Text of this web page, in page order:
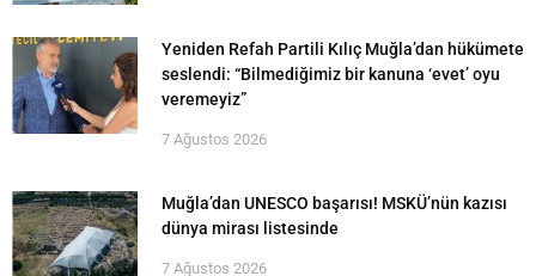
Yeniden Refah Partili Kılıç Muğla’dan hükümete
seslendi: “Bilmediğimiz bir kanuna ‘evet’ oyu
veremeyiz”
7 Ağustos 2026
Muğla’dan UNESCO başarısı! MSKÜ’nün kazısı
dünya mirası listesinde
7 Ağustos 2026